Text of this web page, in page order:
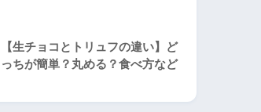
【生チョコとトリュフの違い】ど
っちが簡単？丸める？食べ方など